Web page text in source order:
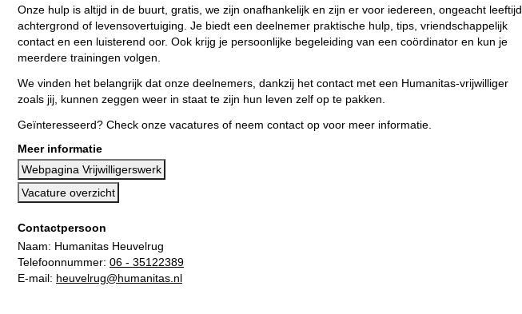
Onze hulp is altijd in de buurt, gratis, we zijn onafhankelijk en zijn er voor iedereen, ongeacht leeftijd,
achtergrond of levensovertuiging. Je biedt een deelnemer praktische hulp, tips, vriendschappelijk
contact en een luisterend oor. Ook krijg je persoonlijke begeleiding van een coördinator en kun je
meerdere trainingen volgen.
We vinden het belangrijk dat onze deelnemers, dankzij het contact met een Humanitas-vrijwilliger
zoals jij, kunnen zeggen weer in staat te zijn hun leven zelf op te pakken.
Geïnteresseerd? Check onze vacatures of neem contact op voor meer informatie.
Meer informatie
Webpagina Vrijwilligerswerk
Vacature overzicht
Contactpersoon
Naam: Humanitas Heuvelrug
Telefoonnummer: 06 - 35122389
E-mail: heuvelrug@humanitas.nl